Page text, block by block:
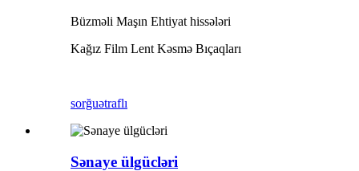
Büzməli Maşın Ehtiyat hissələri
Kağız Film Lent Kəsmə Bıçaqları
sorğuətraflı
Sənaye ülgücləri